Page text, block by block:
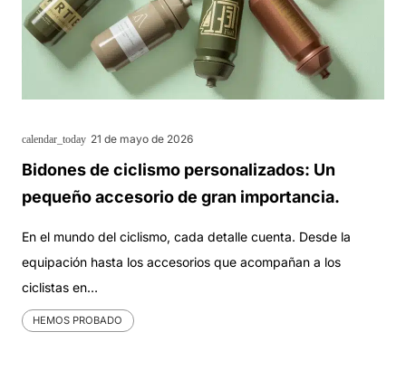
calendar_today 21 de mayo de 2026
Bidones de ciclismo personalizados: Un
pequeño accesorio de gran importancia.
En el mundo del ciclismo, cada detalle cuenta. Desde la
equipación hasta los accesorios que acompañan a los
ciclistas en…
HEMOS PROBADO